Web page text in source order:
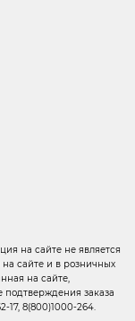
на сайте не является
сайте и в розничных
на сайте,
подтверждения заказа
17, 8(800)1000-264.